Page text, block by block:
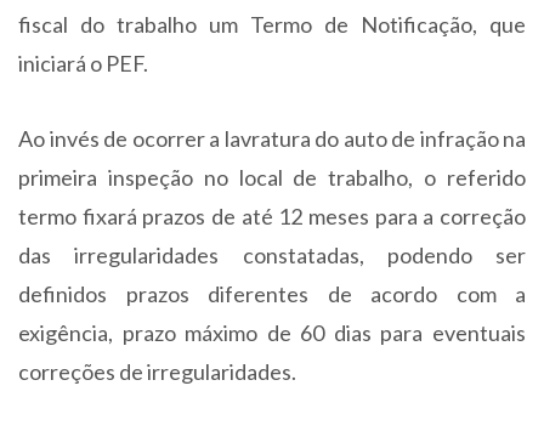
fiscal do trabalho um Termo de Notificação, que
iniciará o PEF.
Ao invés de ocorrer a lavratura do auto de infração na
primeira inspeção no local de trabalho, o referido
termo fixará prazos de até 12 meses para a correção
das irregularidades constatadas, podendo ser
definidos prazos diferentes de acordo com a
exigência, prazo máximo de 60 dias para eventuais
correções de irregularidades.